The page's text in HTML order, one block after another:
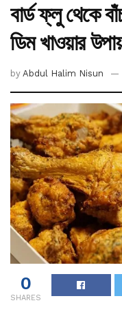
বার্ড ফ্লু থেকে
ডিম খাওয়ার
by Abdul Halim Nisun
0
SHARES